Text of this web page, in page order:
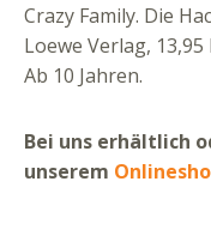
Crazy Family. Die
Loewe Verlag, 13,95
Ab 10 Jahren.
Bei uns erhältlich
unserem